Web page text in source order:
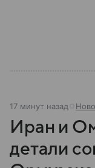
России, какие
17 минут назад
Иран и
детали